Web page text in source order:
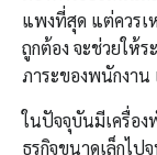
แพงที่สุด แต่ควรเ
ถูกต้อง จะช่วยให้
ภาระของพนักงาน
ในปัจจุบันมีเครื่อ
ธุรกิจขนาดเล็กไป